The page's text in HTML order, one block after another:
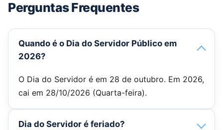
Perguntas Frequentes
Quando é o Dia do Servidor Público em
2026?
O Dia do Servidor é em 28 de outubro. Em 2026,
cai em 28/10/2026 (Quarta-feira).
Dia do Servidor é feriado?